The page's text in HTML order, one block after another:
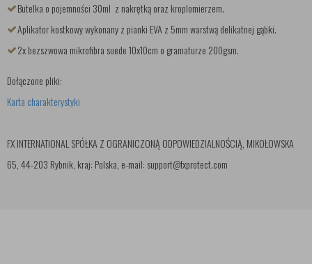
Butelka o pojemności 30ml z nakrętką oraz kroplomierzem.
Aplikator kostkowy wykonany z pianki EVA z 5mm warstwą delikatnej gąbki.
2x bezszwowa mikrofibra suede 10x10cm o gramaturze 200gsm.
Dołączone pliki:
Karta charakterystyki
FX INTERNATIONAL SPÓŁKA Z OGRANICZONĄ ODPOWIEDZIALNOŚCIĄ, MIKOŁOWSKA
65, 44-203 Rybnik, kraj: Polska, e-mail: support@fxprotect.com